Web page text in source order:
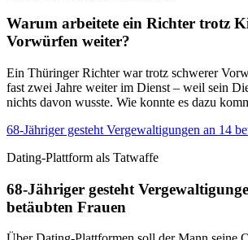
Warum arbeitete ein Richter trotz
Vorwürfen weiter?
Ein Thüringer Richter war trotz schwerer
fast zwei Jahre weiter im Dienst – weil sein
nichts davon wusste. Wie konnte es dazu
68-Jähriger gesteht Vergewaltigungen an 14
Dating-Plattform als Tatwaffe
68-Jähriger gesteht
betäubten Frauen